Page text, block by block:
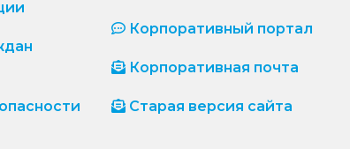
Корпоративный портал
Корпоративная почта
Старая версия сайта